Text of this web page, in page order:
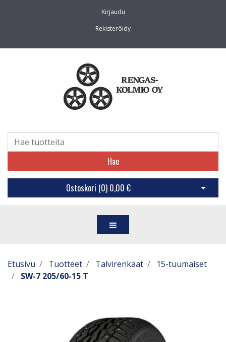
Kirjaudu
Rekisteröidy
Hae
Ostoskori (0) 0,00 € Avaa
Etusivu Tuotteet Talvirenkaat
15-tuumaiset
SW-7 205/60-15 T